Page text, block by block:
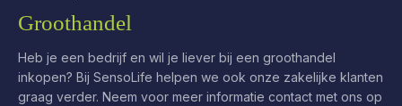
Groothandel
Heb je een bedrijf en wil je liever bij een groothandel
inkopen? Bij SensoLife helpen we ook onze zakelijke klanten
graag verder. Neem voor meer informatie contact met ons op